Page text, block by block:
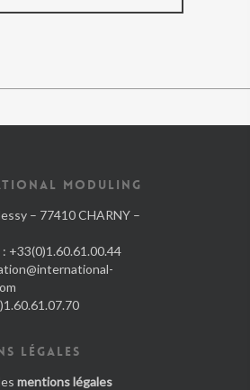
MODULING
– 77410 CHARNY –
+33(0)1.60.61.00.44
LÉGALES
mentions légales